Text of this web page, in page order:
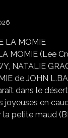
MOMIE (Lee
NATALIE
de JOHN
dans le
joyeuses en
petite maud